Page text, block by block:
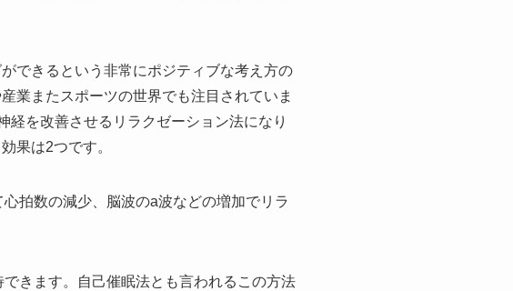
できるという非常にポジティブな考え方の
業またスポーツの世界でも注目されていま
経を改善させるリラクゼーション法になり
果は2つです。
拍数の減少、脳波のa波などの増加でリラ
きます。自己催眠法とも言われるこの方法